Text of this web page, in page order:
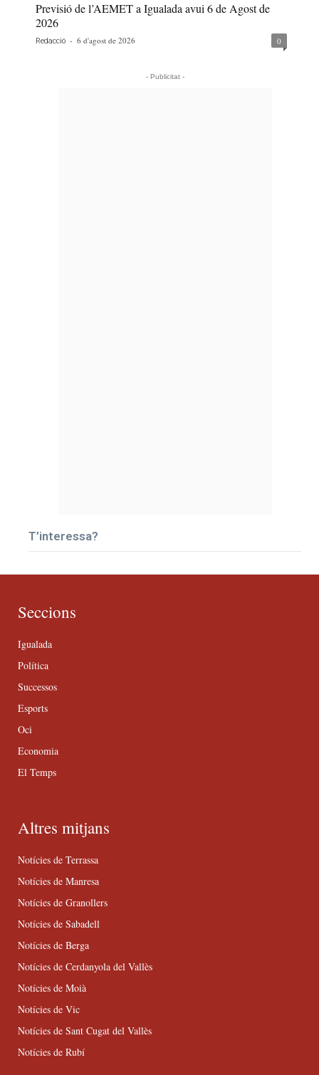
Previsió de l’AEMET a Igualada avui 6 de Agost de
2026
Redacció - 6 d'agost de 2026 0
- Publicitat -
T’interessa?
Seccions
Igualada
Política
Successos
Esports
Oci
Economia
El Temps
Altres mitjans
Notícies de Terrassa
Notícies de Manresa
Notícies de Granollers
Notícies de Sabadell
Notícies de Berga
Notícies de Cerdanyola del Vallès
Notícies de Moià
Notícies de Vic
Notícies de Sant Cugat del Vallès
Notícies de Rubí